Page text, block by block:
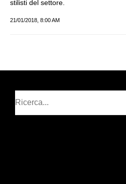
stilisti del settore.
21/01/2018, 8:00 AM